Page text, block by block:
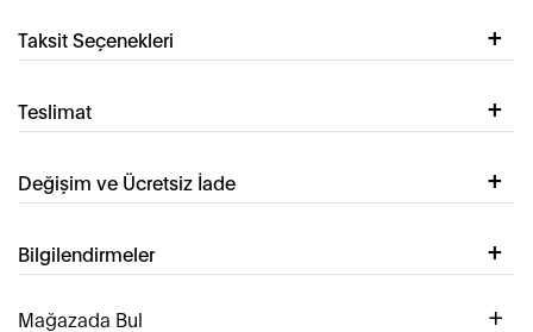
Taksit Seçenekleri
Teslimat
Değişim ve Ücretsiz İade
Bilgilendirmeler
Mağazada Bul